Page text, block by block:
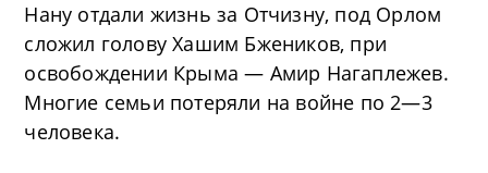
Нану отдали жизнь за Отчизну, под Орлом
сложил голову Хашим Бжеников, при
освобождении Крыма — Амир Нагаплежев.
Многие семьи потеряли на войне по 2—3
человека.